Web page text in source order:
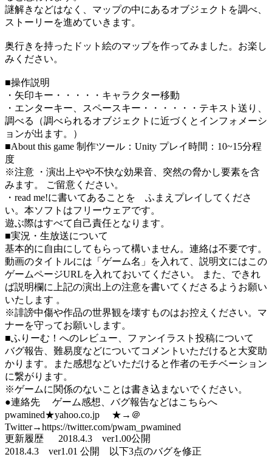
謎解きなどはなく、マップの中にあるオブジェクトを調べ、
ストーリーを進めていきます。
奥行きを持ったドット絵のマップを作ってみました。お楽し
みください。
■操作説明
・矢印キー・・・・・キャラクター移動
・エンターキー、スペースキー・・・・・・テキスト送り、
調べる（調べられるオブジェクトに近づくとインフォメーシ
ョンが出ます。）
■About this game 制作ツール：Unity プレイ時間：10~15分程
度
※注意 ・演出上やや不快な効果音、突然の脅かし要素を含
みます。 ご留意ください。
・read me!に書いてあることを ふまえプレイしてくださ
い。本ソフトはフリーウェアです。
遊ぶ際はすべて自己責任となります。
■実況・生放送について
基本的に自由にしてもらって構いません。連絡は不要です。
動画のタイトルには「ゲーム名」を入れて、説明文にはこの
ゲームページURLを入れておいてください。 また、できれ
ば説明欄に上記の演出上の注意を書いてくださるようお願い
いたします 。
※誹謗中傷や作品の世界観を壊すものはお控えください。マ
ナーを守ってお願いします。
■ふりーむ！へのレビュー、ファンイラスト投稿について
バグ報告、難易度などについてコメントいただけると大変助
かります。また感想などいただけると作者のモチベーション
に繋がります。
※ゲームに関係のないことは書き込まないでください。
●連絡先 ゲーム感想、バグ報告などはこちらへ
pwamined★yahoo.co.jp ★→＠
Twitter→https://twitter.com/pwam_pwamined
更新履歴 2018.4.3 ver1.00公開
2018.4.3 ver1.01 公開 以下3点のバグを修正